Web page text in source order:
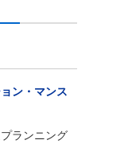
ン・マンス
ランニング